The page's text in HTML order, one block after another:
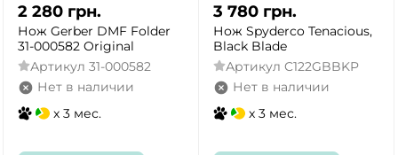
2 280 грн.
Нож Gerber DMF Folder
31-000582 Original
Артикул 31-000582
Нет в наличии
x 3 мес.
3 780 грн.
Нож Spyderco Tenacious,
Black Blade
Артикул C122GBBKP
Нет в наличии
x 3 мес.